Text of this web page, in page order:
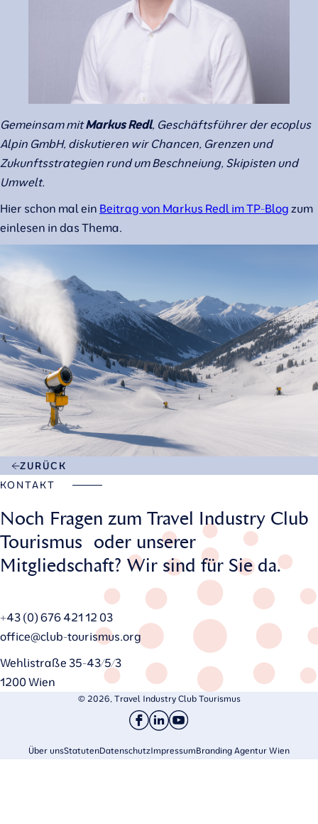
Gemeinsam mitMarkus Redl, Geschäftsführer der ecoplus
Alpin GmbH, diskutieren wir Chancen, Grenzen und
Zukunftsstrategien rund um Beschneiung, Skipisten und
Umwelt.
Hier schon mal ein Beitrag von Markus Redl im TP-Blog zum
einlesen in das Thema.
ZURÜCK
KONTAKT
Noch Fragen zum Travel Industry Club
Tourismus oder unserer
Mitgliedschaft? Wir sind für Sie da.
+43 (0) 676 421 12 03
office@club-tourismus.org
Wehlistraße 35-43/5/3
1200 Wien
© 2026, Travel Industry Club Tourismus
Über unsStatutenDatenschutzImpressumBranding Agentur Wien